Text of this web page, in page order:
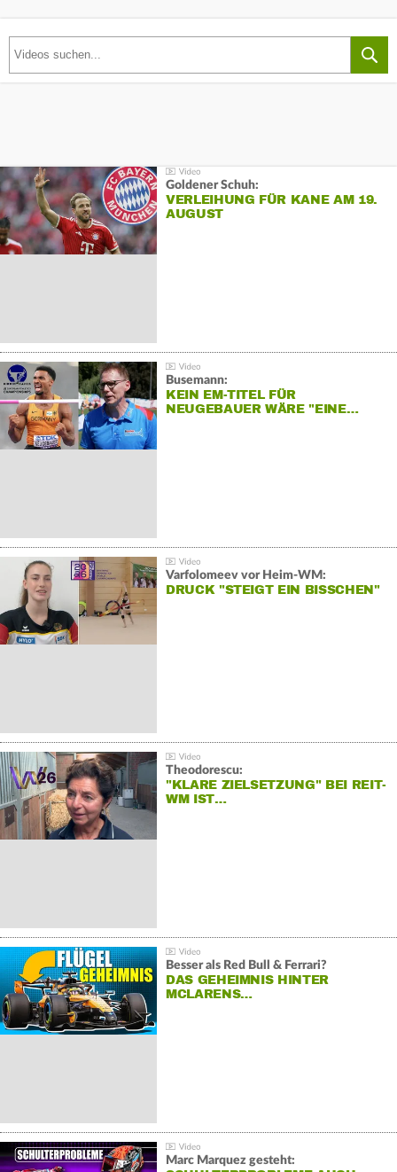
Goldener Schuh:
VERLEIHUNG FÜR KANE AM 19.
AUGUST
Busemann:
KEIN EM-TITEL FÜR
NEUGEBAUER WÄRE "EINE…
Varfolomeev vor Heim-WM:
DRUCK "STEIGT EIN BISSCHEN"
Theodorescu:
"KLARE ZIELSETZUNG" BEI REIT-
WM IST…
Besser als Red Bull & Ferrari?
DAS GEHEIMNIS HINTER
MCLARENS…
Marc Marquez gesteht: